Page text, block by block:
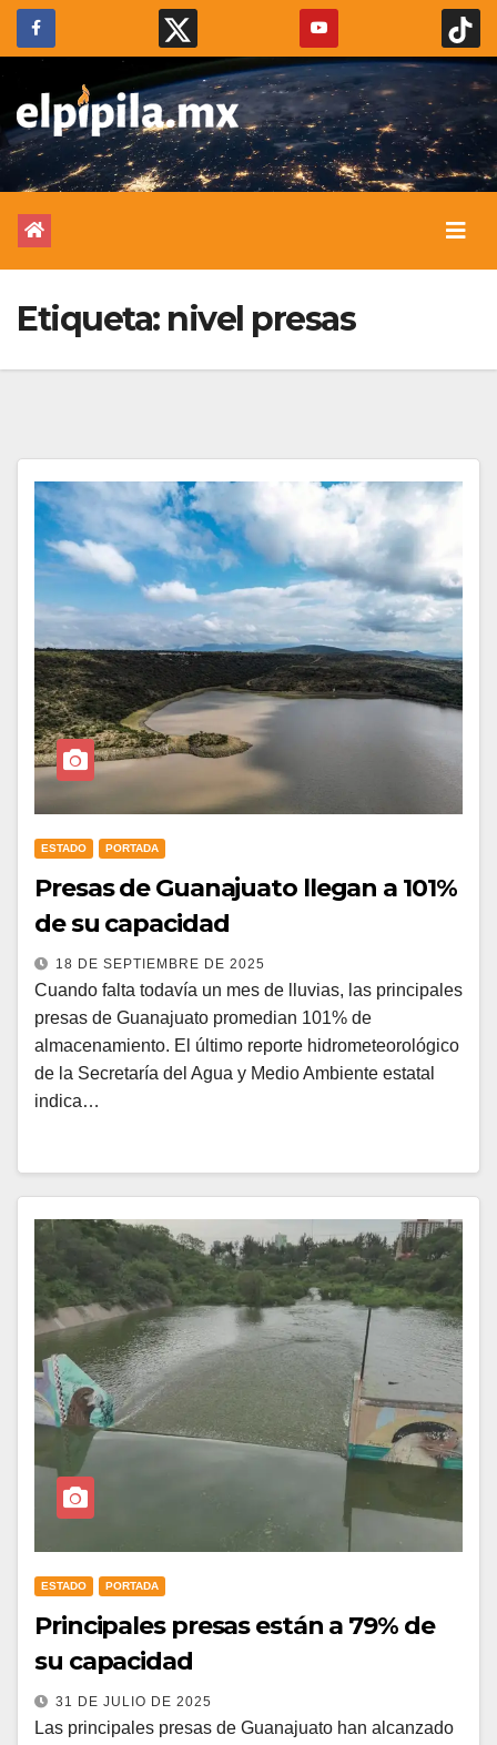
Etiqueta: nivel presas
ESTADO PORTADA
Presas de Guanajuato llegan a 101%
de su capacidad
18 DE SEPTIEMBRE DE 2025
Cuando falta todavía un mes de lluvias, las principales
presas de Guanajuato promedian 101% de
almacenamiento. El último reporte hidrometeorológico
de la Secretaría del Agua y Medio Ambiente estatal
indica…
ESTADO PORTADA
Principales presas están a 79% de
su capacidad
31 DE JULIO DE 2025
Las principales presas de Guanajuato han alcanzado